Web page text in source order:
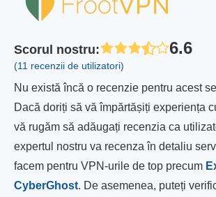
Scorul nostru: 6.6
(11 recenzii de utilizatori)
Nu există încă o recenzie pentru acest
Dacă doriți să vă împărtășiți experiența
vă rugăm să adăugați recenzia ca
expertul nostru va recenza în detaliu
facem pentru VPN-urile de top precum
CyberGhost. De asemenea, puteți